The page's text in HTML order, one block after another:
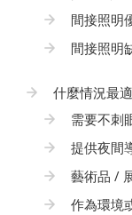
間接照明
間接照明
什麼情況最
需要不刺
提供夜間
藝術品 /
作為環境